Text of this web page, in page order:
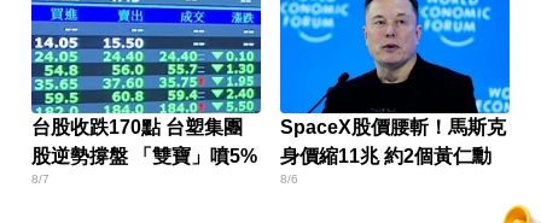
台股收跌170點 台塑集團
股逆勢撐盤 「雙寶」噴5%
8/7
SpaceX股價腰斬！馬斯克
身價縮11兆 約2個黃仁勳
8/6